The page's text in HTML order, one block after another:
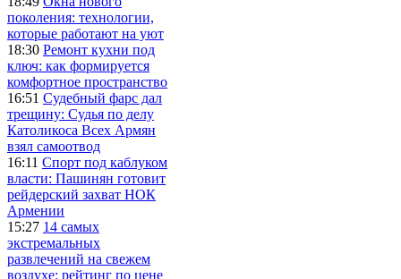
поколения: технологии,
которые работают на уют
18:30 Ремонт кухни под
ключ: как формируется
комфортное пространство
16:51 Судебный фарс дал
трещину: Судья по делу
Католикоса Всех Армян
взял самоотвод
16:11 Спорт под каблуком
власти: Пашинян готовит
рейдерский захват НОК
Армении
15:27 14 самых
экстремальных
развлечений на свежем
воздухе: рейтинг по цене